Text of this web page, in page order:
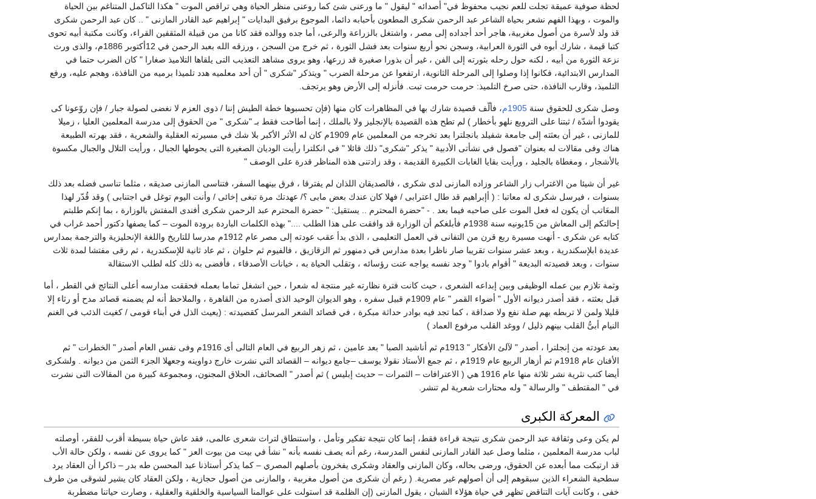
لحظة صوفية عميقة تجلت للعم نجيب محفوظ في" أصدائه " ليقول " ما ورعنى شئ كما روعنى منظر الحياة وهي تراقص الموت " هكذا التاكمل المتناغم بين الحياة
والموت ، وبهذا الفهم نشعر بحياة الشاعر عبد الرحمن شكرى المطعون بأحبابه دائما، الموجوع برفيق البدايات " إبراهيم عبد القادر المازنى " .. كان عبد الرحمن شكرى
قد ولد لأسرة من أصول مغربية، هاجر أحد أجداده إلى مصر ، واشتغل بالزراعة والرعى، أما جده ووالده فقد كانا من من قبيلة المثقفين القراء، وكانت مكتبة أبيه تحوى
كتبا قيمة ، شارك أبوه في الثورة العرابية، وسجن نحو أربع سنوات بعد فشل الثورة ، ثم خرج من السجن ، ورزقه الله بعبد الرحمن في 12أكتوبر 1886م، والذى ورث
نزعة الثورة من أبيه ، لكنه حول رحله بثورته إلى الفن ، غير أن بذورا صغيرة قد زرعها، وهو يروى مشاهد التعذيب التى يلقاها التلاميذ صغارا " كان الضرب حتما في
المدارس الابتدائية، فكانوا إذا وصلوا إلى المرحلة الثانوية، ارتفعوا عن مرحلة الضرب " ويتذكر "شكرى " أن أحد معلميه هدد تلميذا برميه من النافذة، وهجم عليه، ورفع
التلميذ، وقارب النافذة، حتى صرخ التلميذ: حرمت حرمت تبت. فأنزله إلى الأرض وهو يرتجف.
وصل شكرى للحقوق سنة 1905م
، فألّف قصيدة شارك بها في المظاهرات كان منها (فإن تحسبوها خطة الطيش إننا / ذوى العزم لا نغضى لصولة جبار / فإن روّعونا كى
يقودوا أشدّة / ثبتنا على الترويع نلهو بأخطار ) لم تطح هذه القصيدة بالإنجليز ولا بالملك ، إنما أطاحت فقط بـ "شكرى " من الحقوق إلى مدرسة المعلمين العليا ، زميلا
للمازنى ، غير أن بعثته إلى جامعة شفيلد بانجلترا بعد تخرجه من المعلمين عام 1909م كان له الأثر الأكبر بلا شك في مسيرته العقلية والشعرية ، فقد بهرته الطبيعة
هناك وفى مقالات له بعنوان "فصول في نشأتى الأدبية " يذكر "شكرى" ذلك قائلا " في انكلترا رأيت الوديان الصغيرة التى يحوطها الجبال ، ورأيت التلال والجبال مكسوة
بالأشجار ، ومغطاة بالجليد ، ورأيت بقايا الغابات الكبيرة القديمة ، وقد زادتنى هذه المناظر قدرة على الوصف "
غير أن شيئا من الاغتراب زار الشاعر وزاده المازنى لدى شكرى ، فالصديقان اللذان لم يفترقا ، فرق بينهما السفر، فتناسى المازنى صديقه ، مثلما تناسى فضله بعد ذلك
بسنوات ، فيرسل شكرى له معاتبا : ( أإبراهيم قد طال اعترابى / فهلا كان عندك بعض مابى ؟/ عهدتك مرة تبغى إخائى / وأنت اليوم توغل في اجتنابى ) وقد قُدّر لهذا
المعَاتب أن يكون له فعل الموت على صاحبه فيما بعد . - "حضرة المحترم .. يستقيل: " حضرة المحترم عبد الرحمن شكرى أفندى المفتش بالوزارة ، بما إنكم طلبتم
إحالتكم إلى المعاش من 15يونيه سنة 1938م فأبلغكم أن الوزارة قد وافقت على هذا الطلب ...." بهذه الكلمات الباردة برودة الموت – كما يصفها دكتور أحمد غراب في
كتابه عن شكرى - أنهت مسيرة ربع قرن من التفانى في العمل التعليمى ، الذى بدأ عقب عودته إلى مصر عام 1912م مدرسا للتاريخ واللغة الإنحليزية والترجمة بمدارس
عديدة ابلإسكندرية ، وبعد عشر سنوات تقريبا صار ناظرا بعدة مدارس في دمنهور ثم الزقازيق ، فالفيوم ثم حلوان ، ثم عاد ثانية للإسكندرية ، ثم رقى مفتشا لمدة ثلاث
سنوات ، وبعد قصيدته البديعة " أقوام بادوا " وجد نفسه يواجه عنت رؤسائه ، وتقلب الحياة به ، خيانات الأصدقاء ، فأفضى به ذلك كله لطلب الاستقالة
وثمة تلازم بين عمله الوظيفى وبين إبداعه الشعرى ، حيث كانت فترة نظارته غير منتجة له شعرا ، حين انشغل تماما بعمله فحققت مدارسه أعلى النتائج في القطر ، أما
قبل بعثته ، فقد أصدر ديوانه الأول " أضواء القمر " عام 1909م قبيل سفره ، وهو الديوان الوحيد الذى أصدره من القاهرة ، والملاحظ أنه لم يضمنه قصائد مدح أو رثاء إلا
قليلا ولمن لا تربطه بهم صلة نفع ولا صداقة ، كما تجد فيه بوادر حداثة مبكرة ، في قصائد الشعر المرسل كقصيدته : (يعيث الذل في أبناء قومى / كغيث الذئب في الغنم
النيام أبىُّ القلب بينهم ذليل / ووغد القلب مرفوع العماد )
بعد عودته من إنجلترا ، أصدر " لآلئ الأفكار " 1913م ثم أناشيد الصبا " بعد عامين ، ثم زهر الربيع في العام التالى أى 1916م وفى نفس العام أصدر " الخطرات " ثم
الأفنان عام 1918م ثم أزهار الربيع عام 1919م ، ثم جمع الأستاذ نقولا يوسف –جامع ديوانه – القصائد التي نشرت خارج دواوينه وجعهلا الجزء الثمن من ديوانه . ولشكرى
أيضا كتب نثرية نشر ثلاثة منها عام 1916 هي ( الاعترافات – الثمرات – حديث إبليس ) ثم أصدر " الصحائف، الحلاق المجنون، ومجموعة كبيرة من المقالات التى نشرت
في " المقتطف " والرسالة " وله محتارات شعرية لم تنشر.
المعركة الكبرى
لم يكن وعى وثقافة عبد الرحمن شكرى نتيجة قراءة فقط، إنما كان نتيجة تفكير وتأمل ، واستنطاق لتراث شعرى عالمى، فقد عاش حياة بسيطة أقرب للفقر، أوصلته
لباب مدرسة المعلمين ، مثلما وصل عبد القادر المازنى لنفس المدرسة، رغم أنه يصف نفسه بأنه " نشأ في بيت من بيوت العز " كما يروى عن نفسه ، ولكن حالة الأب
قد ارتبكت مما أبعده عن الحقوق، ورضى بحاله، وكان المازنى والعقاد وشكرى يفخرون بأصلهم المصري – كما يذكر أستاذنا عبد المحسن طه بدر – ذاكرا أن العقاد يرد
سطحية الشعراء الذين سبقوهم إلى أن أصولهم غير مصرية. ( رغم أن شكرى من أصول مغربية ، والمازنى من أصول حجازية ، ولكن العقاد كان يشير لشوقى من طرف
خفى ، وكانت آيات التناقض تظهر في حياة هؤلاء الشبان ، يقول المازنى (إن الظلمة قد استولت على عوالمنا السياسية والخلقية والعقلية ، وصارت حياتنا مضطربة